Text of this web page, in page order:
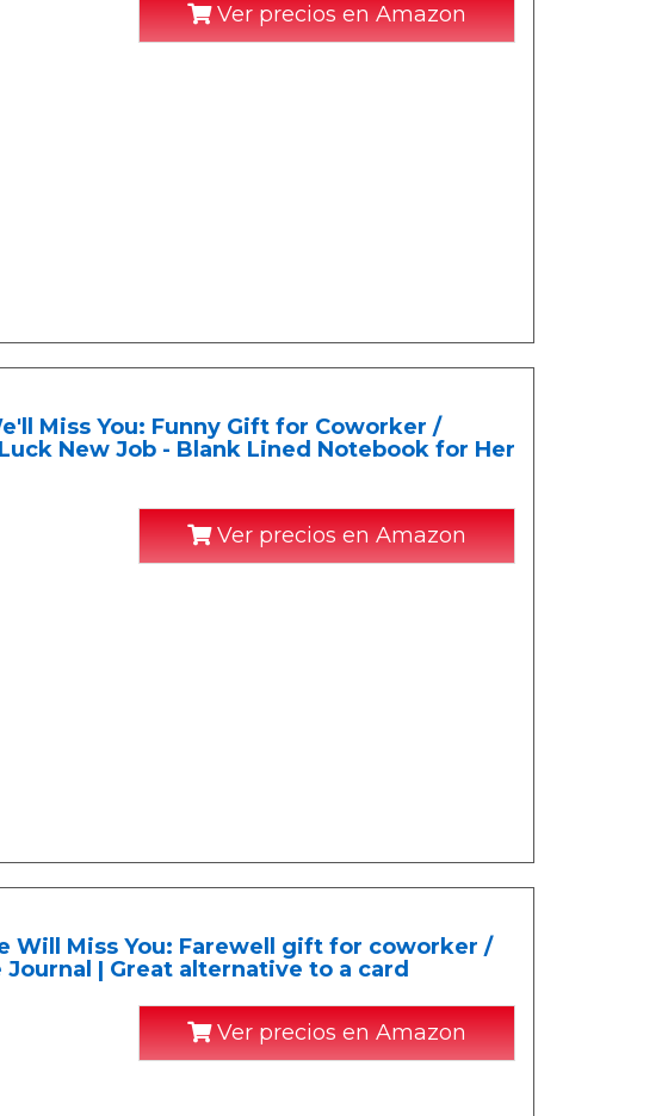
Ver precios en Amazon
Miss You: Funny Gift for Coworker /
New Job - Blank Lined Notebook for Her
Ver precios en Amazon
Will Miss You: Farewell gift for coworker /
| Great alternative to a card
Ver precios en Amazon